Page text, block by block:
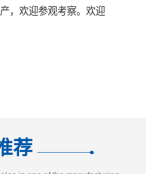
，欢迎参观考察。欢迎
荐